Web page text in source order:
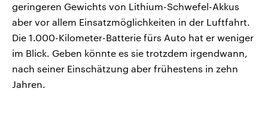
geringeren Gewichts von Lithium-Schwefel-Akkus
aber vor allem Einsatzmöglichkeiten in der Luftfahrt.
Die 1.000-Kilometer-Batterie fürs Auto hat er weniger
im Blick. Geben könnte es sie trotzdem irgendwann,
nach seiner Einschätzung aber frühestens in zehn
Jahren.